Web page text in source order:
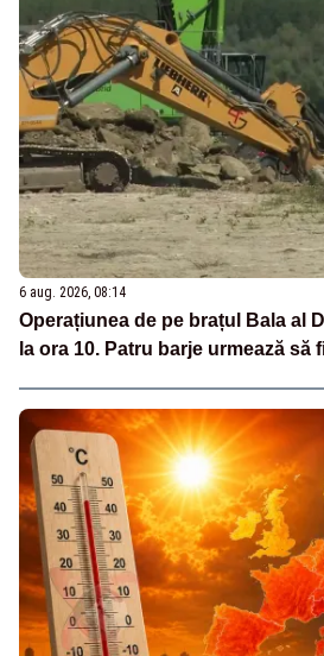
6 aug. 2026, 08:14
Operațiunea de pe brațul Bala al
la ora 10. Patru barje urmează să